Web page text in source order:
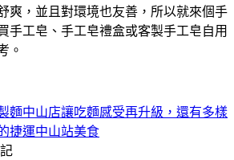
爽，並且對環境也友善，所以就來個手
手工皂、手工皂禮盒或客製手工皂自用
。
麵中山店讓吃麵感受再升級，還有多樣
捷運中山站美食